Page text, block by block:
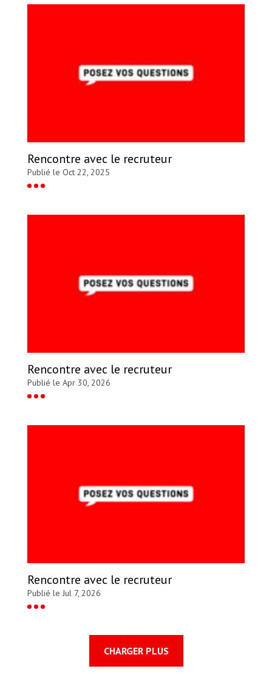
Rencontre avec le recruteur
Publié le Oct 22, 2025
Rencontre avec le recruteur
Publié le Apr 30, 2026
Rencontre avec le recruteur
Publié le Jul 7, 2026
CHARGER PLUS